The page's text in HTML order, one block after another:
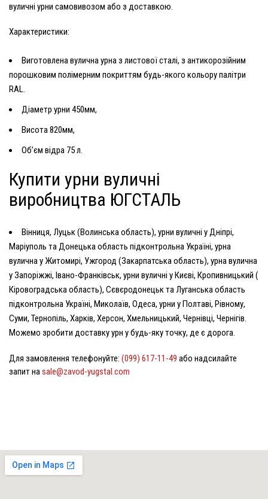
вуличні урни самовивозом або з доставкою.
Характеристики:
Виготовлена вулична урна з листової сталі, з антикорозійним
порошковим полімерним покриттям будь-якого кольору палітри
RAL.
Діаметр урни 450мм,
Висота 820мм,
Об’єм відра 75 л.
Купити урни вуличні
виробництва ЮГСТАЛЬ
Вінниця, Луцьк (Волинська область), урни вуличні у Дніпрі,
Маріуполь та Донецька область підконтрольна Україні, урна
вулична у Житомирі, Ужгород (Закарпатська область), урна вулична
у Запоріжжі, Івано-Франківськ, урни вуличні у Києві, Кропивницький (
Кіровоградська область), Сєвєродонецьк та Луганська область
підконтрольна Україні, Миколаїв, Одеса, урни у Полтаві, Рівному,
Суми, Тернопіль, Харків, Херсон, Хмельницький, Чернівці, Чернігів.
Можемо зробити доставку урн у будь-яку точку, де є дорога.
Для замовлення телефонуйте: (099) 617-11-49 або надсилайте
запит на sale@zavod-yugstal.com